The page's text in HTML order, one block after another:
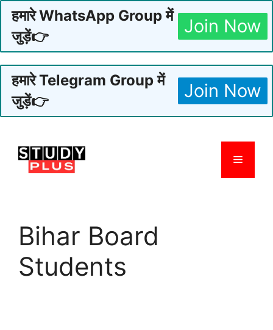
हमारे WhatsApp Group में
जुड़ें👉
Join Now
हमारे Telegram Group में
जुड़ें👉
Join Now
content
Menu
Bihar Board
Students